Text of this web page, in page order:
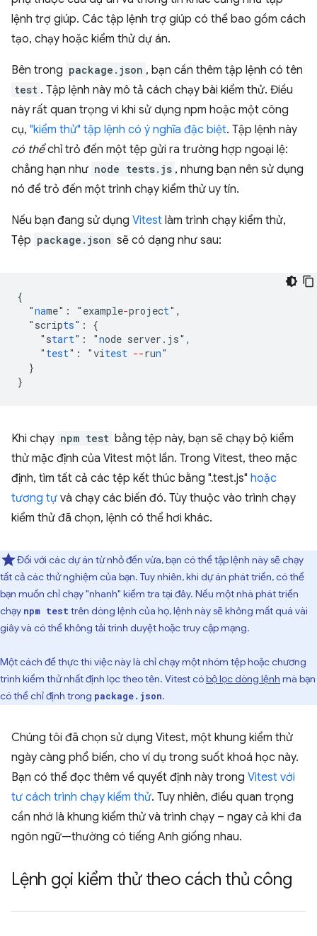
lệnh trợ giúp. Các tập lệnh trợ giúp có thể bao gồm cách
tạo, chạy hoặc kiểm thử dự án.
Bên trong package.json , bạn cần thêm tập lệnh có tên
test . Tập lệnh này mô tả cách chạy bài kiểm thử. Điều
này rất quan trọng vì khi sử dụng npm hoặc một công
cụ, "kiểm thử" tập lệnh có ý nghĩa đặc biệt. Tập lệnh này
có thểchỉ trỏ đến một tệp gửi ra trường hợp ngoại lệ:
chẳng hạn như node tests.js , nhưng bạn nên sử dụng
nó để trỏ đến một trình chạy kiểm thử uy tín.
Nếu bạn đang sử dụng Vitest làm trình chạy kiểm thử,
Tệp package.json sẽ có dạng như sau:
{
"name" : " example-project" ,
" scripts" :
{
" start" : "node server.js" ,
" test" : "vitest --run
}
}
Khi chạy npm test bằng tệp này, bạn sẽ chạy bộ kiểm
thử mặc định của Vitest một lần. Trong Vitest, theo mặc
định, tìm tất cả các tệp kết thúc bằng ".test.js" hoặc
tương tự và chạy các biến đó. Tùy thuộc vào trình chạy
kiểm thử đã chọn, lệnh có thể hơi khác.
Đối với các dự án từ nhỏ đến vừa, bạn có thể tập lệnh này sẽ chạy
tất cả các thử nghiệm của bạn. Tuy nhiên, khi dự án phát triển, có thể
bạn muốn chỉ chạy "nhanh" kiểm tra tại đây. Nếu một nhà phát triển
chạy npm test trên dòng lệnh của họ, lệnh này sẽ không mất quá vài
giây và có thể không tải trình duyệt hoặc truy cập mạng.
Một cách để thực thi việc này là chỉ chạy một nhóm tệp hoặc chương
trình kiểm thử nhất định lọc theo tên. Vitest cóbộ lọc dòng lệnh mà bạn
có thể chỉ định trong package.json.
Chúng tôi đã chọn sử dụng Vitest, một khung kiểm thử
ngày càng phổ biến, cho ví dụ trong suốt khoá học này.
Bạn có thể đọc thêm về quyết định này trong Vitest với
tư cách trình chạy kiểm thử. Tuy nhiên, điều quan trọng
cần nhớ là khung kiểm thử và trình chạy – ngay cả khi đa
ngôn ngữ—thường có tiếng Anh giống nhau.
Lệnh gọi kiểm thử theo cách thủ công